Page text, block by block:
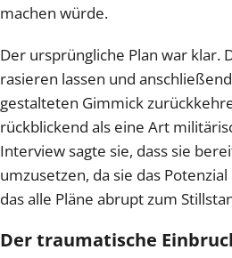
machen würde.
Der ursprüngliche Plan war klar.
rasieren lassen und
gestalteten Gimmick
rückblickend als eine Art
Interview sagte sie, dass sie
umzusetzen, da sie das
das alle Pläne abrupt zum
Der traumatische